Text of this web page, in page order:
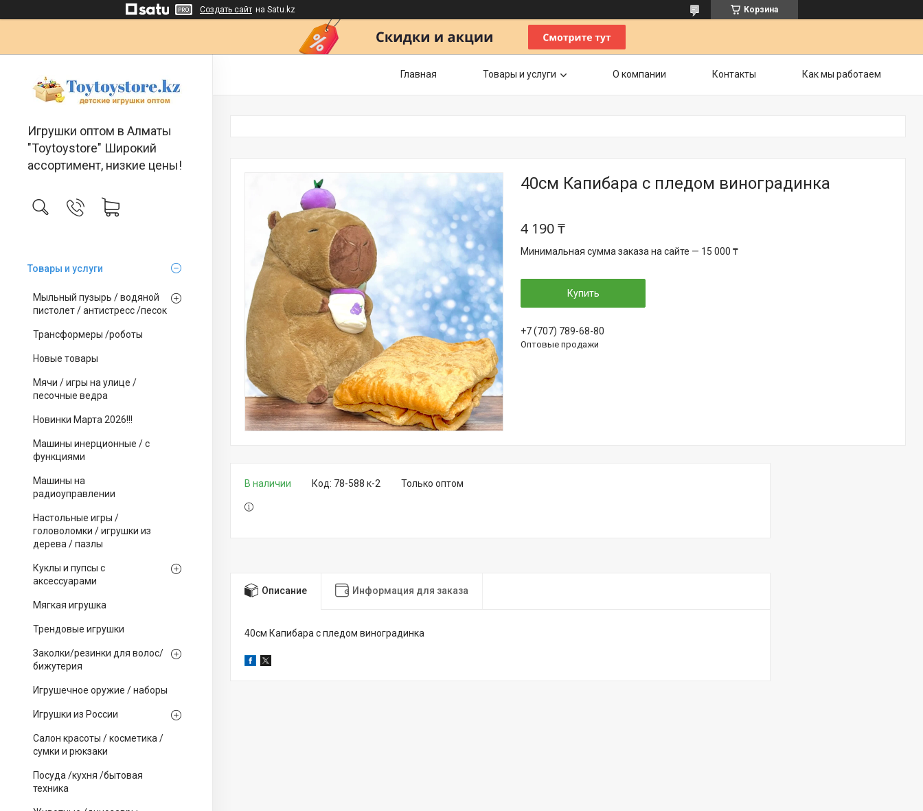
Создать сайт на Satu.kz Корзина
Игрушки оптом в Алматы
"Toytoystore" Широкий
ассортимент, низкие цены!
Товары и услуги
Мыльный пузырь / водяной
пистолет / антистресс /песок
Трансформеры /роботы
Новые товары
Мячи / игры на улице /
песочные ведра
Новинки Марта 2026!!!
Машины инерционные / с
функциями
Машины на
радиоуправлении
Настольные игры /
головоломки / игрушки из
дерева / пазлы
Куклы и пупсы с
аксессуарами
Мягкая игрушка
Трендовые игрушки
Заколки/резинки для волос/
бижутерия
Игрушечное оружие / наборы
Игрушки из России
Салон красоты / косметика /
сумки и рюкзаки
Посуда /кухня /бытовая
техника
Главная Товары и услуги О компании Контакты Как мы работаем
40см Капибара с пледом виноградинка
4 190 ₸
Минимальная сумма заказа на сайте — 15 000 ₸
Купить
+7 (707) 789-68-80
Оптовые продажи
В наличии Только оптом
Код: 78-588 к-2
Описание Информация для заказа
40см Капибара с пледом виноградинка